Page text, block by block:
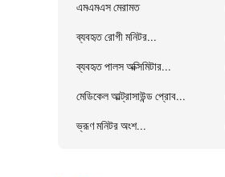
এমএমএস মেরামত
ব্যবহৃত রোগী মনিটর...
ব্যবহৃত পালস অক্সিমিটার...
মেডিকেল আল্ট্রাসাউন্ড প্রোব...
ভ্রূণ মনিটর অংশ...